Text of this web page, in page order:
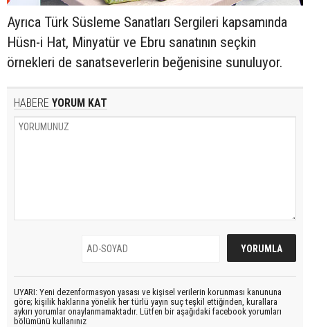
Ayrıca Türk Süsleme Sanatları Sergileri kapsamında
Hüsn-i Hat, Minyatür ve Ebru sanatının seçkin
örnekleri de sanatseverlerin beğenisine sunuluyor.
HABERE YORUM KAT
UYARI: Yeni dezenformasyon yasası ve kişisel verilerin korunması kanununa
göre; kişilik haklarına yönelik her türlü yayın suç teşkil ettiğinden, kurallara
aykırı yorumlar onaylanmamaktadır. Lütfen bir aşağıdaki facebook yorumları
bölümünü kullanınız